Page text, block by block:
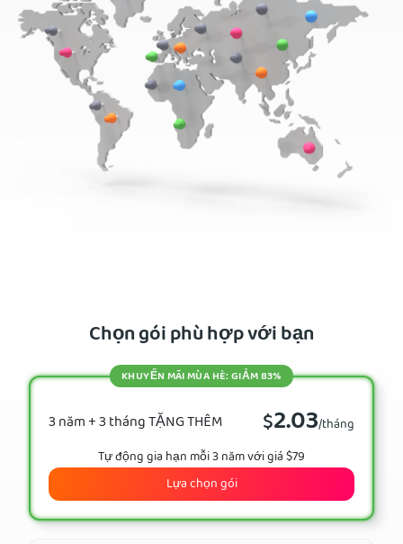
Chọn gói phù hợp với bạn
3 năm + 3 tháng TẶNG THÊM $2.03/tháng
KHUYẾN MÃI MÙA HÈ: GIẢM 83%
Tự động gia hạn mỗi 3 năm với giá $79
Lựa chọn gói